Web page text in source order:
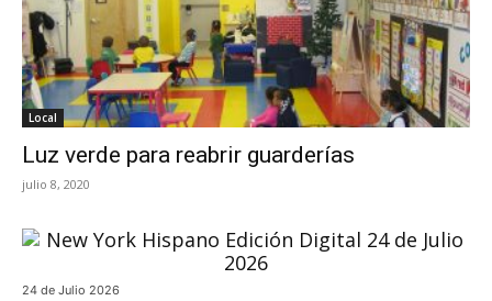
Local
Luz verde para reabrir guarderías
julio 8, 2020
24 de Julio 2026